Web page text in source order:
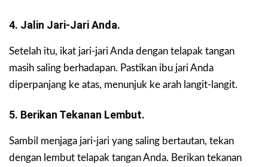
4. Jalin Jari-Jari Anda.
Setelah itu, ikat jari-jari Anda dengan telapak tangan
masih saling berhadapan. Pastikan ibu jari Anda
diperpanjang ke atas, menunjuk ke arah langit-langit.
5. Berikan Tekanan Lembut.
Sambil menjaga jari-jari yang saling bertautan, tekan
dengan lembut telapak tangan Anda. Berikan tekanan